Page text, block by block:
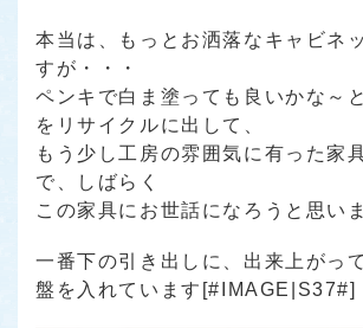
本当は、もっとお洒落なキャビネ
すが・・・
ペンキで白ま塗っても良いかな～
をリサイクルに出して、
もう少し工房の雰囲気に有った家
で、しばらく
この家具にお世話になろうと思い
一番下の引き出しに、出来上がっ
盤を入れています[#IMAGE|S37#]